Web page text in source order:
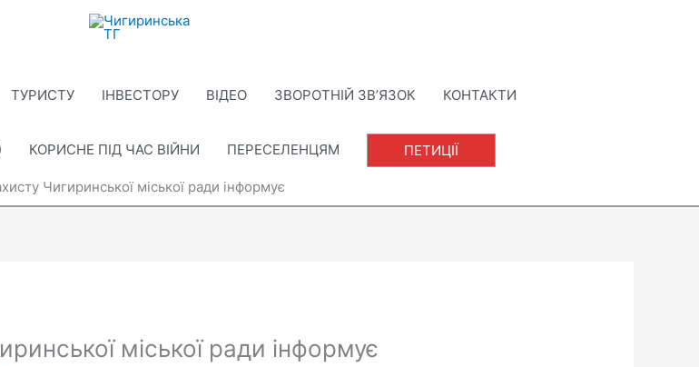
ТУРИСТУ ІНВЕСТОРУ ВІДЕО ЗВОРОТНІЙ ЗВ’ЯЗОК КОНТАКТИ
КОРИСНЕ ПІД ЧАС ВІЙНИ ПЕРЕСЕЛЕНЦЯМ ПЕТИЦІЇ
Чигиринської міської ради інформує
міської ради інформує